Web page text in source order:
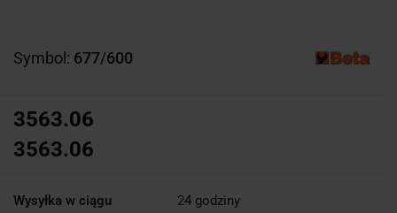
Symbol: 677/600
3563.06
3563.06
Wysyłka w ciągu 24 godziny